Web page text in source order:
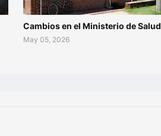
Cambios en el Ministerio de Salud
May 05, 2026